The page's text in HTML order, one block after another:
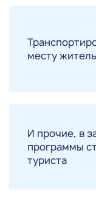
месту
И прочие, в
программы
туриста